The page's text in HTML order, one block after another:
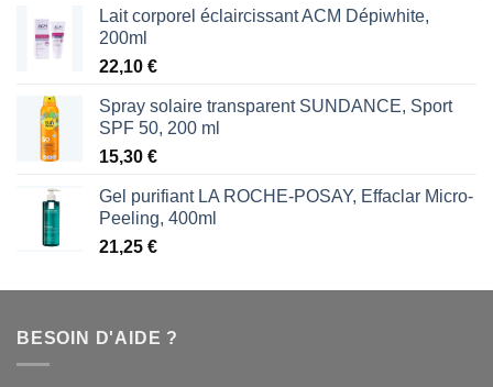
Lait corporel éclaircissant ACM Dépiwhite,
200ml
22,10 €
Spray solaire transparent SUNDANCE, Sport
SPF 50, 200 ml
15,30 €
Gel purifiant LA ROCHE-POSAY, Effaclar Micro-
Peeling, 400ml
21,25 €
BESOIN D'AIDE ?